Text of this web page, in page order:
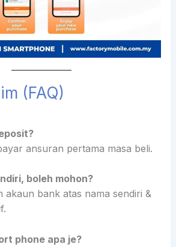
(FAQ)
ansuran pertama masa beli.
boleh mohon?
akaun bank atas nama sendiri &
phone apa je?